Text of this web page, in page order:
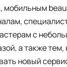
мобильным
с
а также тем,
новый